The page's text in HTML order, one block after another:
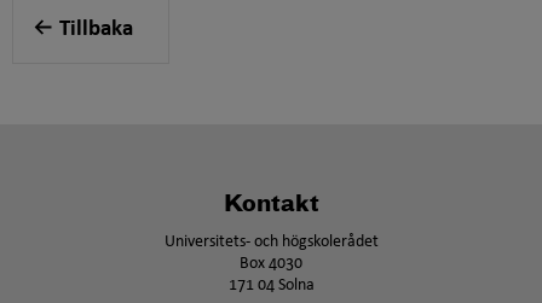
Tillbaka
Kontakt
Universitets- och högskolerådet
Box 4030
171 04 Solna